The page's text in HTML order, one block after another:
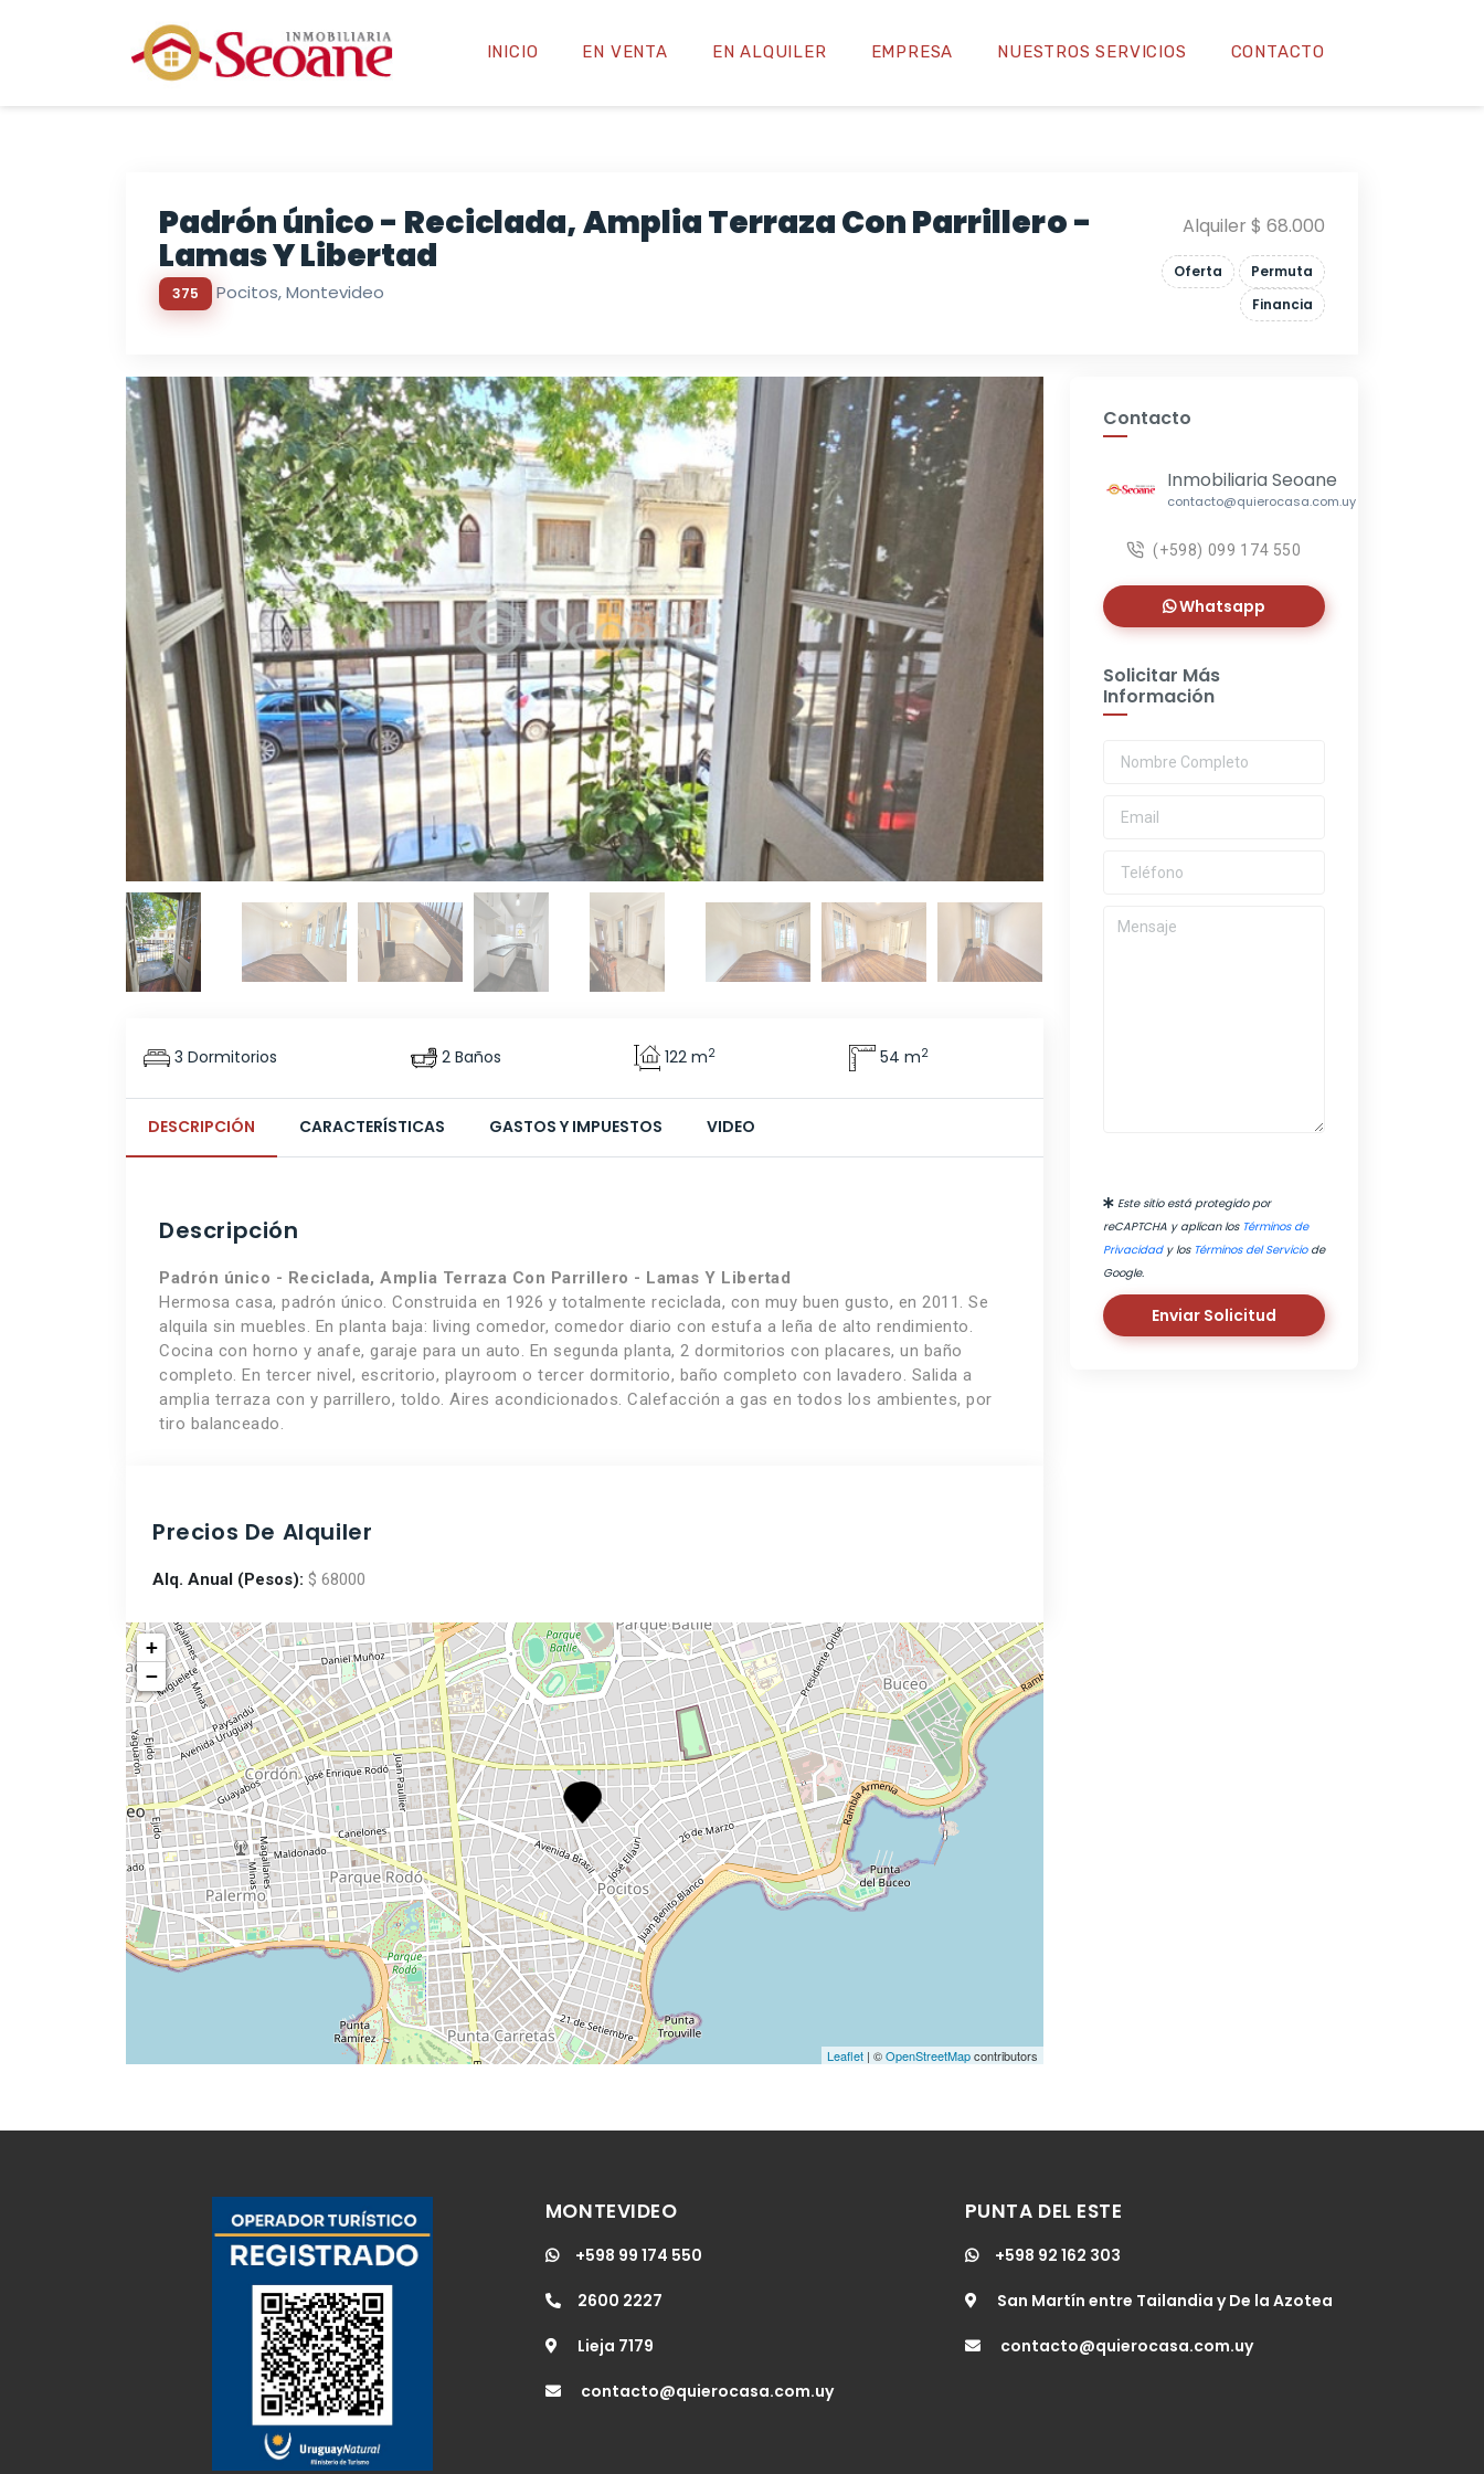
INICIO EN VENTA EN ALQUILER EMPRESA NUESTROS SERVICIOS CONTACTO
Padrón único - Reciclada, Amplia Terraza Con Parrillero -
Lamas Y Libertad
375 Pocitos, Montevideo
Alquiler $ 68.000
Oferta
Permuta
Financia
3 Dormitorios 2 Baños 122 m2 54 m2
DESCRIPCIÓN CARACTERÍSTICAS GASTOS Y IMPUESTOS VIDEO
Descripción
Padrón único - Reciclada, Amplia Terraza Con Parrillero - Lamas Y Libertad
Hermosa casa, padrón único. Construida en 1926 y totalmente reciclada, con muy buen gusto, en 2011. Se
alquila sin muebles. En planta baja: living comedor, comedor diario con estufa a leña de alto rendimiento.
Cocina con horno y anafe, garaje para un auto. En segunda planta, 2 dormitorios con placares, un baño
completo. En tercer nivel, escritorio, playroom o tercer dormitorio, baño completo con lavadero. Salida a
amplia terraza con y parrillero, toldo. Aires acondicionados. Calefacción a gas en todos los ambientes, por
tiro balanceado.
Precios De Alquiler
Alq. Anual (Pesos): $ 68000
+
−
Leaflet | ©OpenStreetMapcontributors
Contacto
Inmobiliaria Seoane
contacto@quierocasa.com.uy
(+598) 099 174 550
Whatsapp
Solicitar Más
Información
Este sitio está protegido por
reCAPTCHA y aplican los Términos de
Privacidady los Términos del Serviciode
Google.
Enviar Solicitud
MONTEVIDEO
+598 99 174 550
2600 2227
Lieja 7179
contacto@quierocasa.com.uy
PUNTA DEL ESTE
+598 92 162 303
San Martín entre Tailandia y De la Azotea
contacto@quierocasa.com.uy